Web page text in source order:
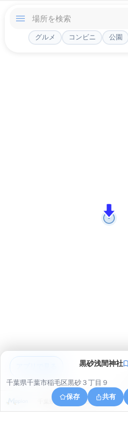
グルメ コンビニ 公園
黒砂浅間神社
千葉県千葉市稲毛区黒砂３丁目９
保存
共有
千葉県千葉市稲毛区小中台町